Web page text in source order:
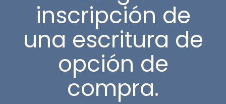
inscripción de
una escritura de
opción de
compra.